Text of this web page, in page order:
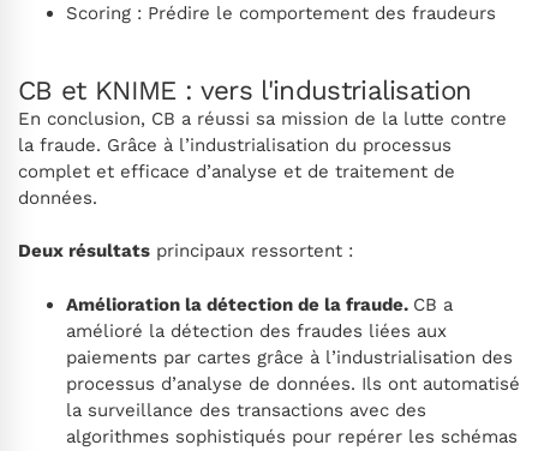
Scoring : Prédire le comportement des fraudeurs
CB et KNIME : vers l'industrialisation
En conclusion, CB a réussi sa mission de la lutte contre
la fraude. Grâce à l’industrialisation du processus
complet et efficace d’analyse et de traitement de
données.
Deux résultats principaux ressortent :
Amélioration la détection de la fraude. CB a
amélioré la détection des fraudes liées aux
paiements par cartes grâce à l’industrialisation des
processus d’analyse de données. Ils ont automatisé
la surveillance des transactions avec des
algorithmes sophistiqués pour repérer les schémas